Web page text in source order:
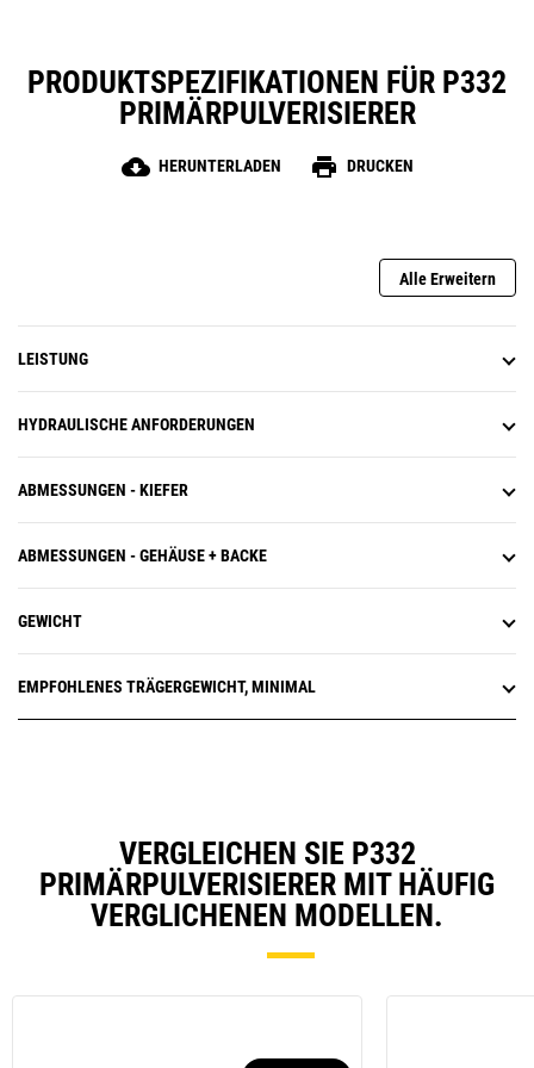
PRODUKTSPEZIFIKATIONEN FÜR P332
PRIMÄRPULVERISIERER
cloud_download HERUNTERLADEN print DRUCKEN
Alle Erweitern
LEISTUNG
HYDRAULISCHE ANFORDERUNGEN
ABMESSUNGEN - KIEFER
ABMESSUNGEN - GEHÄUSE + BACKE
GEWICHT
EMPFOHLENES TRÄGERGEWICHT, MINIMAL
VERGLEICHEN SIE P332
PRIMÄRPULVERISIERER MIT HÄUFIG
VERGLICHENEN MODELLEN.